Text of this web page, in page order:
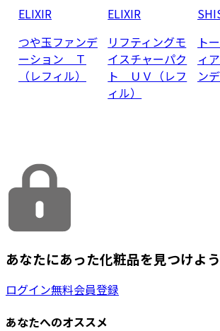
ELIXIR
つや玉ファンデ
ーション Ｔ
（レフィル）
ELIXIR
リフティングモ
イスチャーパク
ト ＵＶ（レフ
ィル）
ト
ィ
ン
あなたにあった化粧品を見つけよう
ログイン無料会員登録
あなたへのオススメ